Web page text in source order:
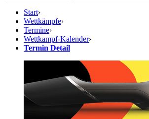
Start›
Wettkämpfe›
Termine›
Wettkampf-Kalender›
Termin Detail